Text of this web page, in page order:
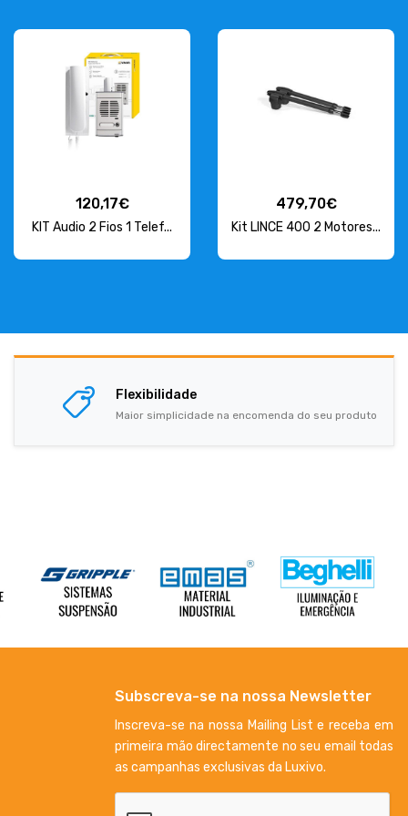
120,17€
KIT Audio 2 Fios 1 Telef...
479,70€
Kit LINCE 400 2 Motores...
Flexibilidade
Maior simplicidade na encomenda do seu produto
Subscreva-se na nossa Newsletter
Inscreva-se na nossa Mailing List e receba em
primeira mão directamente no seu email todas
as campanhas exclusivas da Luxivo.